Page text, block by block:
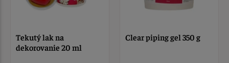
Tekutý lak na
dekorovanie 20 ml
Clear piping gel 350 g